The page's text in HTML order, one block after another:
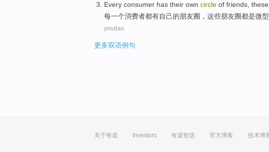
Every consumer has their own circle of friends, these
每一个消费者都有自己的朋友圈 ， 这些朋友圈都是微型
youdao
更多双语例句
关于有道 Investors 有道智选 官方博客 技术博